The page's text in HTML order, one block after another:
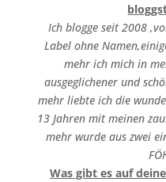
Ich blogge seit 2008
Label ohne
mehr ich mich in
ausgeglichener und
mehr liebte ich die
13 Jahren mit meinen
mehr wurde aus zwei
Was gibt es auf